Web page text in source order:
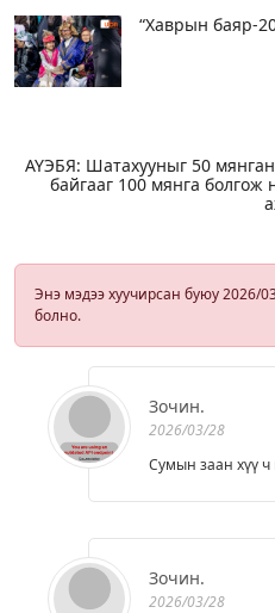
“Хаврын баяр-
АҮЭБЯ: Шатахууныг 50 мянган
байгааг 100 мянга болгож
Энэ мэдээ хуучирсан буюу 2026/
болно.
Зочин.
2026/03/28
Сумын заан хүү ч
Зочин.
2026/03/28